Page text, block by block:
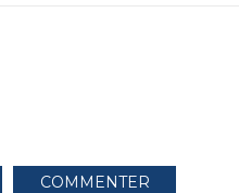
COMMENTER